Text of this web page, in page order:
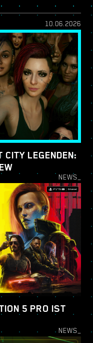
10.06.2026
CITY LEGENDEN:
NEWS_
5 PRO IST
NEWS_